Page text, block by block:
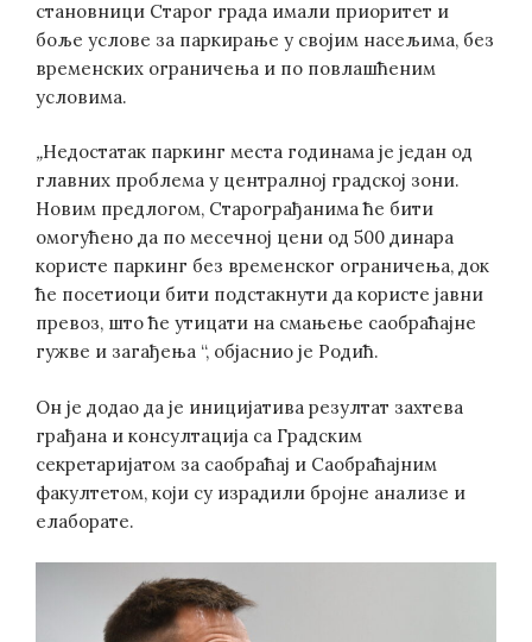
становници Старог града имали приоритет и
боље услове за паркирање у својим насељима, без
временских ограничења и по повлашћеним
условима.
„Недостатак паркинг места годинама је један од
главних проблема у централној градској зони.
Новим предлогом, Старограђанима ће бити
омогућено да по месечној цени од 500 динара
користе паркинг без временског ограничења, док
ће посетиоци бити подстакнути да користе јавни
превоз, што ће утицати на смањење саобраћајне
гужве и загађења “, објаснио је Родић.
Он је додао да је иницијатива резултат захтева
грађана и консултација са Градским
секретаријатом за саобраћај и Саобраћајним
факултетом, који су израдили бројне анализе и
елаборате.